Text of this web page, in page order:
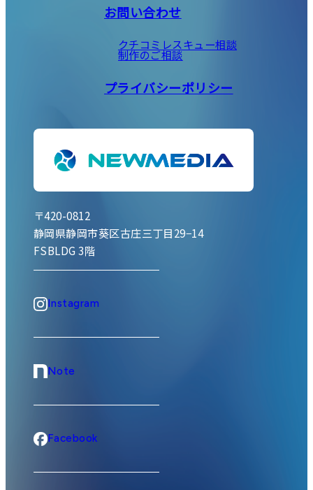
〒420-0812
静岡県静岡市葵区古庄三丁目29−14
FSBLDG 3階
Instagram
Note
Facebook
お問い合わせ
クチコミレスキュー相談
制作のご相談
プライバシーポリシー